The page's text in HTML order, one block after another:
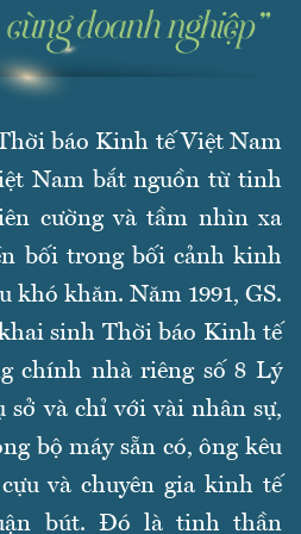
báo Kinh tế Việt Nam
Nam bắt nguồn từ tinh
cường và tầm nhìn xa
bối trong bối cảnh kinh
khó khăn. Năm 1991, GS.
sinh Thời báo Kinh tế
chính nhà riêng số 8 Lý
và chỉ với vài nhân sự,
bộ máy sẵn có, ông kêu
và chuyên gia kinh tế
bút. Đó là tinh thần